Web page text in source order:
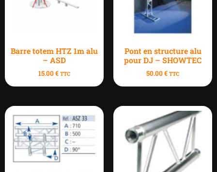
Barre totem HTZ 1m alu
– ASD
15.00€ TTC
Pont en structure alu
pour DJ – SHOWTEC
50.00€ TTC